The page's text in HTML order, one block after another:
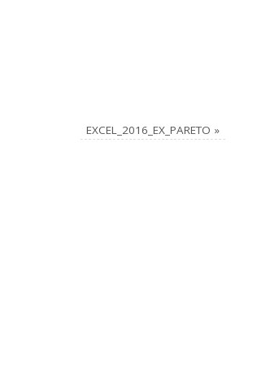
EXCEL_2016_EX_PARETO »